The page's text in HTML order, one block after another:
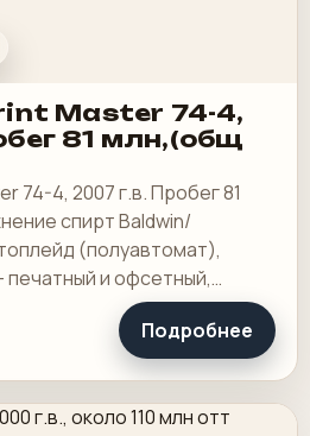
Master 74-4,
81 млн,(общ
74-4, 2007 г.в. Пробег 81
спирт Baldwin/
(полуавтомат),
и офсетный,
-PM74 - краски и.
Подробнее